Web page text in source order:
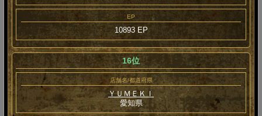
EP
10893 EP
16位
店舗名/都道府県
ＹＵＭＥＫＩ
愛知県